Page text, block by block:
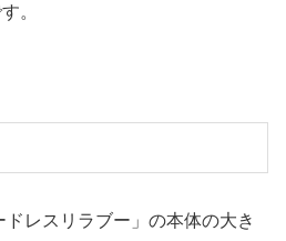
。
ドレスリラブー」の本体の大き